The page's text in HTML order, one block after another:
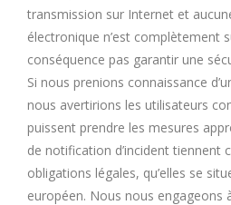
transmission sur Internet et
électronique n’est complètement
conséquence pas garantir une
Si nous prenions connaissance
nous avertirions les utilisateurs
puissent prendre les mesures
de notification d’incident tiennent
obligations légales, qu’elles se
européen. Nous nous engageons